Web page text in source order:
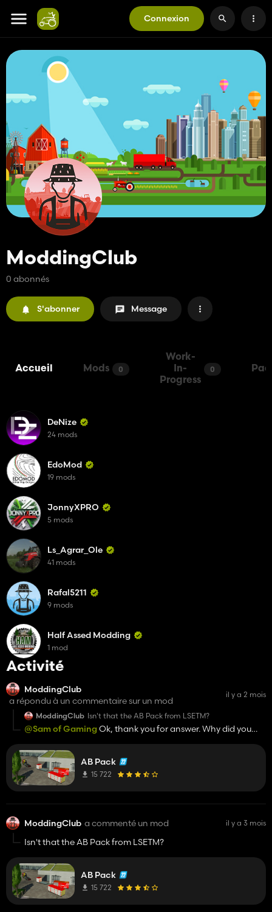
Connexion
ModdingClub
0 abonnés
S'abonner Message
Accueil Mods 0
Work-
In-
Progress
0
Activité
ModdingClub
a répondu à un commentaire sur un mod
il y a 2 mois
ModdingClub Isn't that the AB Pack from LSETM?
@Sam of GamingOk, thank you for answer. Why did you
LSETM King Mods account?
AB Pack
15 722
ModdingClub a commenté un mod il y a 3 mois
Isn't that the AB Pack from LSETM?
AB Pack
15 722
DeNize
24 mods
EdoMod
19 mods
JonnyXPRO
5 mods
Ls_Agrar_Ole
41 mods
Rafal5211
9 mods
Half Assed Modding
1 mod